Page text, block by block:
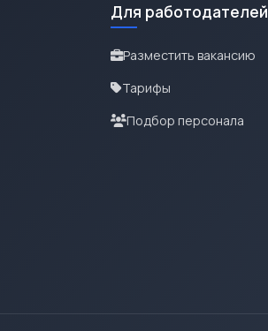
Для работодателей
Разместить вакансию
Тарифы
Подбор персонала